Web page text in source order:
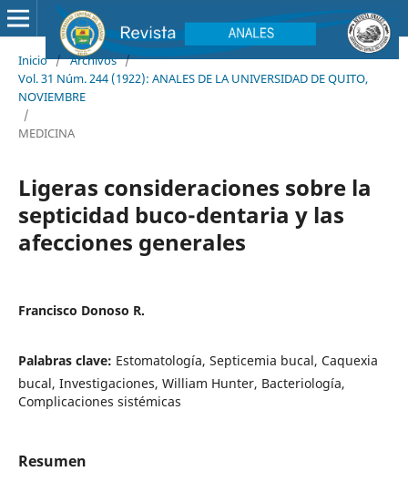
Inicio / Archivos /
Vol. 31 Núm. 244 (1922): ANALES DE LA UNIVERSIDAD DE QUITO,
NOVIEMBRE
/
MEDICINA
Ligeras consideraciones sobre la
septicidad buco-dentaria y las
afecciones generales
Francisco Donoso R.
Palabras clave: Estomatología, Septicemia bucal, Caquexia
bucal, Investigaciones, William Hunter, Bacteriología,
Complicaciones sistémicas
Resumen